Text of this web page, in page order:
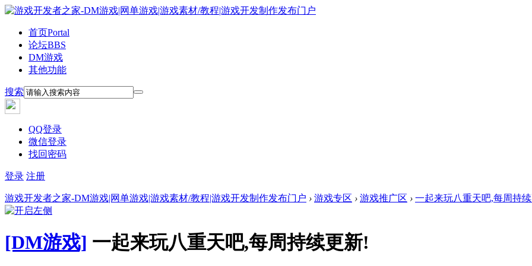
首页Portal
论坛BBS
DM游戏
其他功能
搜索
QQ登录
微信登录
找回密码
登录 注册
游戏开发者之家-DM游戏|网单游戏|游戏素材/教程|游戏开发制作发布门户 › 游戏专区 › 游戏推广区 › 一起来玩八重天吧,每周持
[DM游戏] 一起来玩八重天吧,每周持续更新!